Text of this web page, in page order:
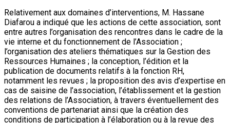
Relativement aux domaines d’interventions, M. Hassane
Diafarou a indiqué que les actions de cette association, sont
entre autres l’organisation des rencontres dans le cadre de la
vie interne et du fonctionnement de l’Association ;
l’organisation des ateliers thématiques sur la Gestion des
Ressources Humaines ; la conception, l’édition et la
publication de documents relatifs à la fonction RH,
notamment les revues ; la proposition des avis d’expertise en
cas de saisine de l’association, l’établissement et la gestion
des relations de l’Association, à travers éventuellement des
conventions de partenariat ainsi que la création des
conditions de participation à l’élaboration ou à la revue des